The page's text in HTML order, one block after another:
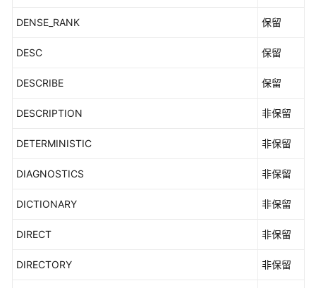
DENSE_RANK 保留
DESC 保留
DESCRIBE 保留
DESCRIPTION 非保留
DETERMINISTIC 非保留
DIAGNOSTICS 非保留
DICTIONARY 非保留
DIRECT 非保留
DIRECTORY 非保留